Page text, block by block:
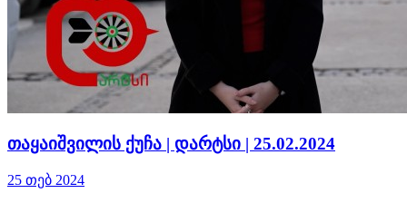
თაყაიშვილის ქუჩა | დარტსი | 25.02.2024
25 თებ 2024